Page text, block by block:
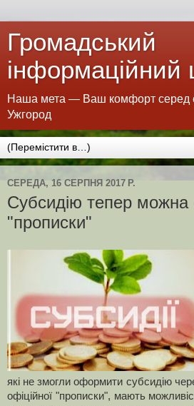
Громадський
інформаційний
Наша мета — Ваш комфорт серед
Ужгород
СЕРЕДА, 16 СЕРПНЯ 2017 Р.
Субсидію тепер можна
"прописки"
які не змогли оформити субсидію
офіційної "прописки", мають